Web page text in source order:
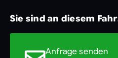
Sie sind an diesem
Anfrage senden